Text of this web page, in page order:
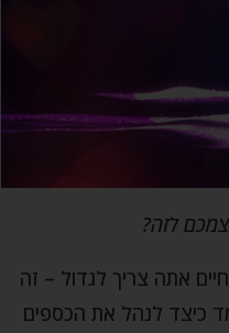
לזה?
אתה צריך לגדול – זה
כיצד לנהל את הכספים